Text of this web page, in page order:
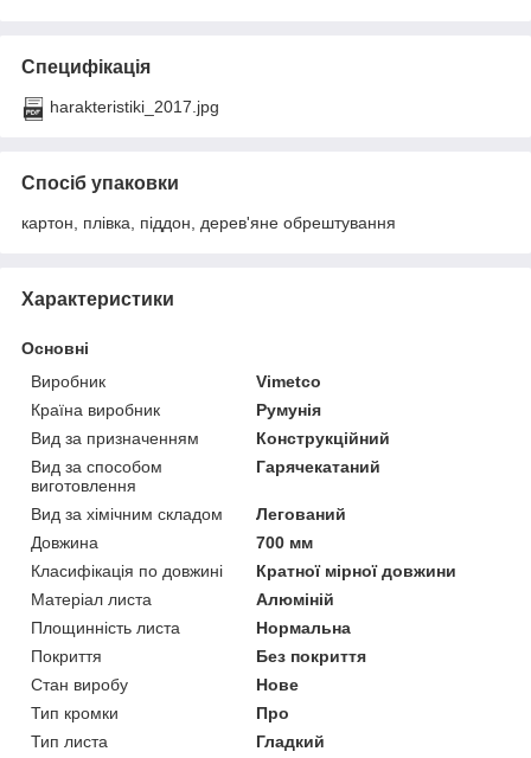
Специфікація
harakteristiki_2017.jpg
Спосіб упаковки
картон, плівка, піддон, дерев'яне обрештування
Характеристики
Основні
Виробник
Vimetco
Країна виробник
Румунія
Вид за призначенням
Конструкційний
Вид за способом
виготовлення
Гарячекатаний
Вид за хімічним складом
Легований
Довжина
700 мм
Класифікація по довжині
Кратної мірної довжини
Матеріал листа
Алюміній
Площинність листа
Нормальна
Покриття
Без покриття
Стан виробу
Нове
Тип кромки
Про
Тип листа
Гладкий